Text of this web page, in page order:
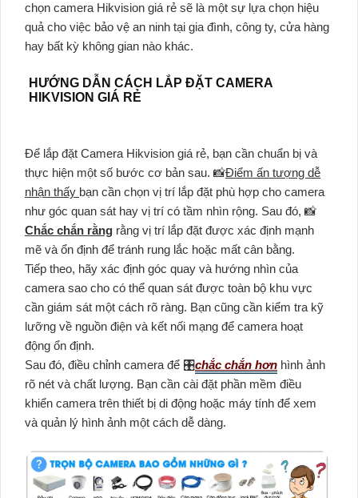
chọn camera Hikvision giá rẻ sẽ là một sự lựa chọn hiệu
quả cho việc bảo vệ an ninh tại gia đình, công ty, cửa hàng
hay bất kỳ không gian nào khác.
HƯỚNG DẪN CÁCH LẮP ĐẶT CAMERA
HIKVISION GIÁ RẺ
Để lắp đặt Camera Hikvision giá rẻ, bạn cần chuẩn bị và
thực hiện một số bước cơ bản sau. 📸Điểm ấn tượng dễ
nhận thấy bạn cần chọn vị trí lắp đặt phù hợp cho camera
như góc quan sát hay vị trí có tầm nhìn rộng. Sau đó, 📸
Chắc chắn rằng rằng vị trí lắp đặt được xác định mạnh
mẽ và ổn định để tránh rung lắc hoặc mất cân bằng.
Tiếp theo, hãy xác định góc quay và hướng nhìn của
camera sao cho có thể quan sát được toàn bộ khu vực
cần giám sát một cách rõ ràng. Bạn cũng cần kiểm tra kỹ
lưỡng về nguồn điện và kết nối mạng để camera hoạt
động ổn định.
Sau đó, điều chỉnh camera để 🎛chắc chắn hơn hình ảnh
rõ nét và chất lượng. Bạn cần cài đặt phần mềm điều
khiển camera trên thiết bị di động hoặc máy tính để xem
và quản lý hình ảnh một cách dễ dàng.